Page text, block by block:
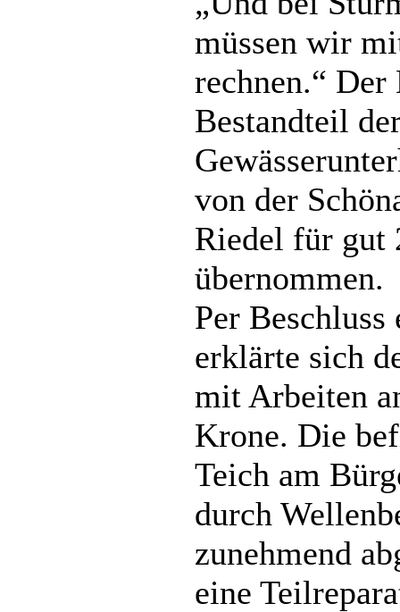
müssen wir
rechnen.“
Bestandteil
von der
Riedel für gut
übernommen.
Per Beschluss
erklärte sich
mit Arbeiten
Krone. Die
Teich am
durch
zunehmend
eine